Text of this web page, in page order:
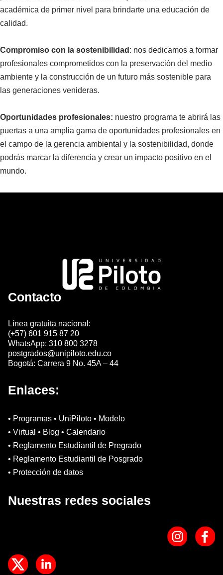
académica de primer nivel para brindarte una educación de
calidad.
Compromiso con la sostenibilidad : nos dedicamos a formar
profesionales comprometidos con la preservación del medio
ambiente y la construcción de un futuro más sostenible para
las generaciones venideras.
Oportunidades profesionales: nuestro programa te abrirá las
puertas a una amplia gama de oportunidades profesionales en
el campo de la gerencia ambiental y la sostenibilidad, donde
podrás marcar la diferencia y crear un impacto positivo en el
mundo.
Contacto
Línea gratuita nacional:
(+57) 601 915 87 20
WhatsApp: 310 800 3278
postgrados@unipiloto.edu.co
Bogotá: Carrera 9 No. 45A – 44
Enlaces:
• Programas • UniPiloto • Modelo
• Virtual • Blog • Calendario
• Reglamento Estudiantil de Pregrado
• Reglamento Estudiantil de Posgrado
• Protección de datos
Nuestras redes sociales